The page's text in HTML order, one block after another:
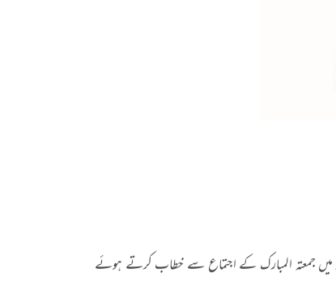
لاہور میں جمعتہ المبارک کے اجتماع سے خطاب کرتے ہوئے